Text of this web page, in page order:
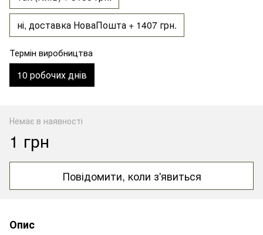
ні, доставка НоваПошта + 1407 грн.
Термін виробництва
10 робочих днів
Немає в наявності
1 грн
Повідомити, коли з'явиться
Опис